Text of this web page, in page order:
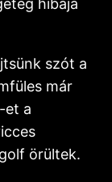
hibája
szót a
már
et a
örültek.